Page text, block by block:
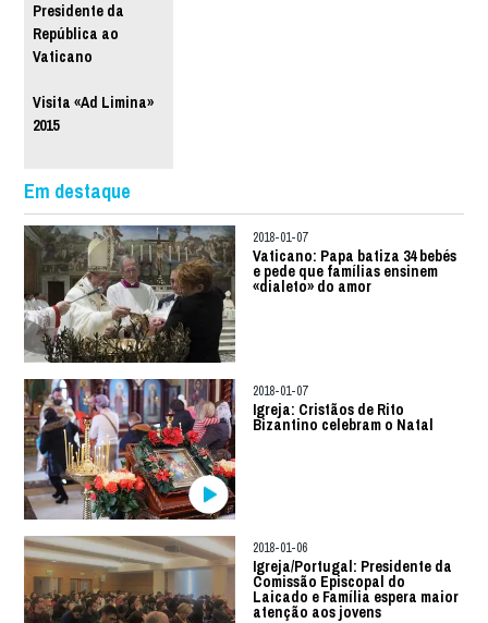
Presidente da
República ao
Vaticano
Visita «Ad Limina»
2015
Em destaque
2018-01-07
Vaticano: Papa batiza 34 bebés
e pede que famílias ensinem
«dialeto» do amor
2018-01-07
Igreja: Cristãos de Rito
Bizantino celebram o Natal
2018-01-06
Igreja/Portugal: Presidente da
Comissão Episcopal do
Laicado e Família espera maior
atenção aos jovens